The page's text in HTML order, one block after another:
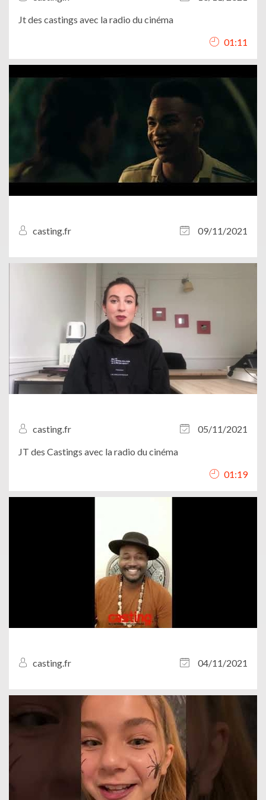
Jt des castings avec la radio du cinéma
01:11
casting.fr 09/11/2021
casting.fr
05/11/2021
JT des Castings avec la radio du cinéma
01:19
casting.fr 04/11/2021